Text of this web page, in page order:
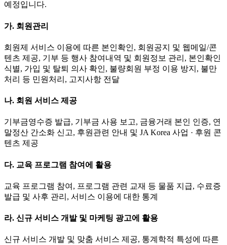
예정입니다.
가. 회원관리
회원제 서비스 이용에 따른 본인확인, 회원공지 및 웹메일/콘
텐츠 제공, 기부 등 행사 참여내역 및 회원정보 관리, 본인확인
식별, 가입 및 탈퇴 의사 확인, 불량회원 부정 이용 방지, 불만
처리 등 민원처리, 고지사항 전달
나. 회원 서비스 제공
기부금영수증 발급, 기부금 사용 보고, 금융거래 본인 인증, 연
말정산 간소화 신고, 후원관련 안내 및 JA Korea 사업 · 후원 콘
텐츠 제공
다. 교육 프로그램 참여에 활용
교육 프로그램 참여, 프로그램 관련 교재 등 물품 지급, 수료증
발급 및 사후 관리, 서비스 이용에 대한 통계
라. 신규 서비스 개발 및 마케팅 광고에 활용
신규 서비스 개발 및 맞춤 서비스 제공, 통계학적 특성에 따른